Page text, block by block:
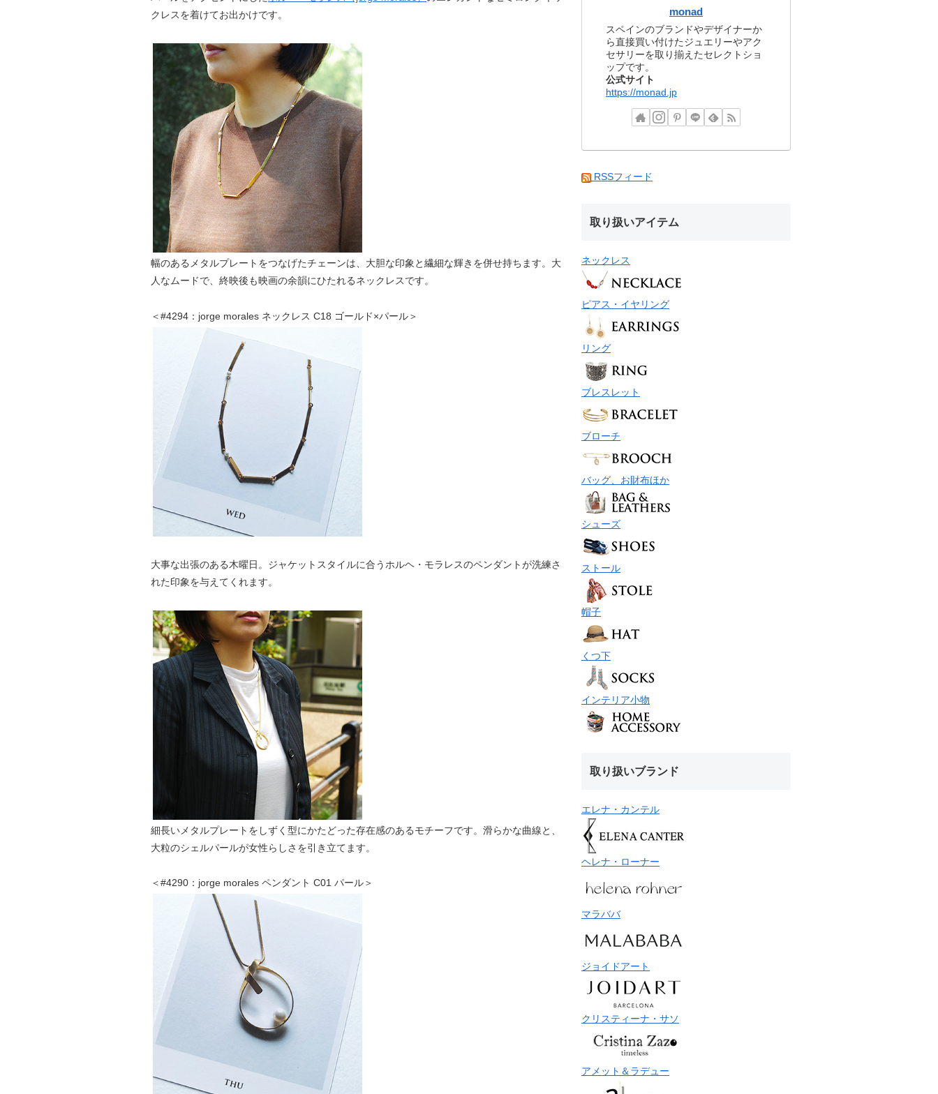
クレスを着けてお出かけです。
幅のあるメタルプレートをつなげたチェーンは、大胆な印象と繊細な輝きを併せ持ちます。大
人なムードで、終映後も映画の余韻にひたれるネックレスです。
＜#4294：jorge morales ネックレス C18 ゴールド×パール＞
大事な出張のある木曜日。ジャケットスタイルに合うホルヘ・モラレスのペンダントが洗練さ
れた印象を与えてくれます。
細長いメタルプレートをしずく型にかたどった存在感のあるモチーフです。滑らかな曲線と、
大粒のシェルパールが女性らしさを引き立てます。
＜#4290：jorge morales ペンダント C01 パール＞
monad
スペインのブランドやデザイナーか
ら直接買い付けたジュエリーやアク
セサリーを取り揃えたセレクトショ
ップです。
公式サイト
https://monad.jp
RSSフィード
取り扱いアイテム
ネックレス
ピアス・イヤリング
リング
ブレスレット
ブローチ
バッグ、お財布ほか
シューズ
ストール
帽子
くつ下
インテリア小物
取り扱いブランド
エレナ・カンテル
ヘレナ・ローナー
マラババ
ジョイドアート
クリスティーナ・サソ
アメット＆ラデュー